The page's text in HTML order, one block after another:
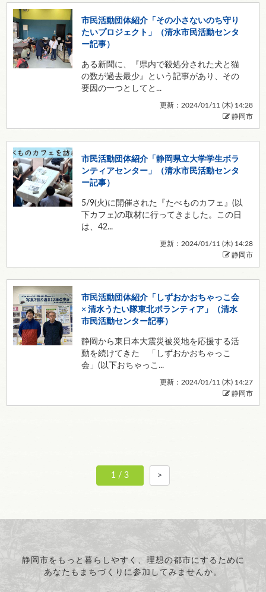
市民活動団体紹介「その小さないのち守り
たいプロジェクト」（清水市民活動センタ
ー記事）
ある新聞に、『県内で殺処分された犬と猫
の数が過去最少』という記事があり、その
要因の一つとしてと...
更新：2024/01/11 (木) 14:28
静岡市
市民活動団体紹介「静岡県立大学学生ボラ
ンティアセンター」（清水市民活動センタ
ー記事）
5/9(火)に開催された『たべものカフェ』(以
下カフェ)の取材に行ってきました。この日
は、42...
更新：2024/01/11 (木) 14:28
静岡市
市民活動団体紹介「しずおかおちゃっこ会
× 清水うたい隊東北ボランティア」（清水
市民活動センター記事）
静岡から東日本大震災被災地を応援する活
動を続けてきた 「しずおかおちゃっこ
会」(以下おちゃっこ...
更新：2024/01/11 (木) 14:27
静岡市
1 / 3 >
静岡市をもっと暮らしやすく、理想の都市にするために
あなたもまちづくりに参加してみませんか。